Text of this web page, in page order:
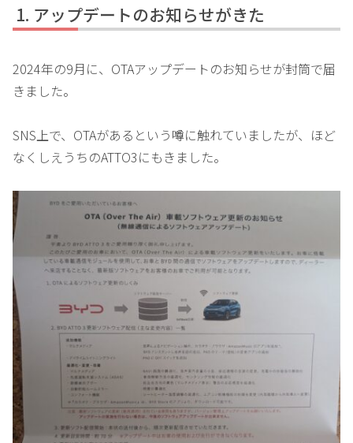
アップデートのお知らせがきた
2024年の9月に、OTAアップデートのお知らせが封筒で届
きました。
SNS上で、OTAがあるという噂に触れていましたが、ほど
なくしえうちのATTO3にもきました。